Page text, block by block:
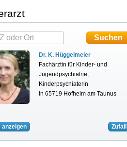
Dr. K. Hüggelmeier
Fachärztin für Kinder- und
Jugendpsychiatrie,
Kinderpsychiaterin
in 65719 Hofheim am Taunus
anzeigen Zufall